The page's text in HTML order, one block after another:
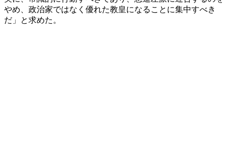
やめ、政治家ではなく優れた教皇になることに集中すべき
だ」と求めた。